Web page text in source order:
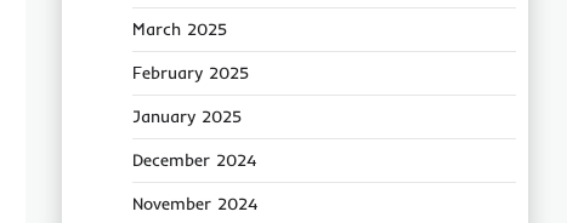
March 2025
February 2025
January 2025
December 2024
November 2024